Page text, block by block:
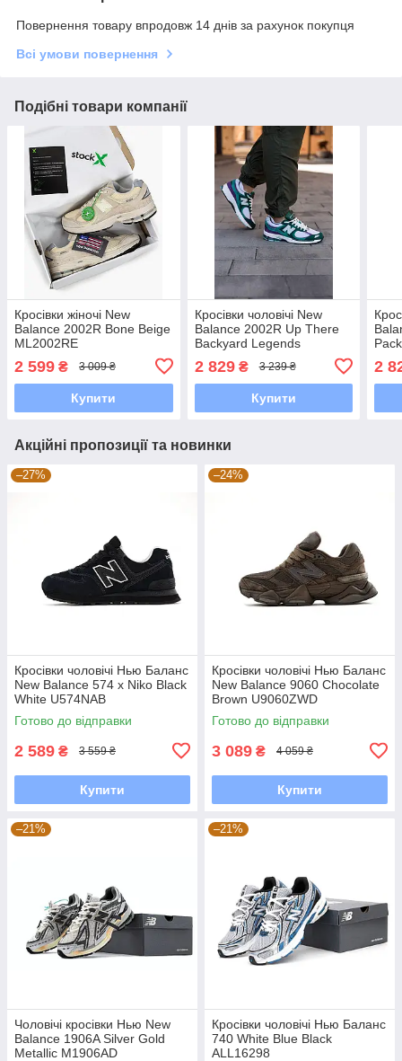
Повернення товару впродовж 14 днів за рахунок покупця
Всі умови повернення
Подібні товари компанії
Кросівки жіночі New
Balance 2002R Bone Beige
ML2002RE
2 599 ₴ 3 009 ₴
Купити
Кросівки чоловічі New
Balance 2002R Up There
Backyard Legends
2 829₴ 3 239 ₴
Купити
2
Акційні пропозиції та новинки
–27%
Кросівки чоловічі Нью Баланс
New Balance 574 x Niko Black
White U574NAB
Готово до відправки
2 589 ₴ 3 559 ₴
Купити
–24%
Кросівки чоловічі Нью Баланс
New Balance 9060 Chocolate
Brown U9060ZWD
Готово до відправки
3 089 ₴ 4 059 ₴
Купити
–21%
Чоловічі кросівки Нью New
Balance 1906A Silver Gold
Metallic M1906AD
–21%
Кросівки чоловічі Нью Баланс
740 White Blue Black
ALL16298